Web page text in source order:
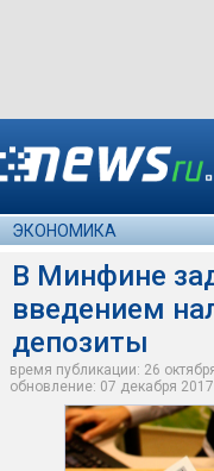
ЭКОНОМИКА
В Минфине
введением
депозиты
время публикации: 26
обновление: 07 декабря